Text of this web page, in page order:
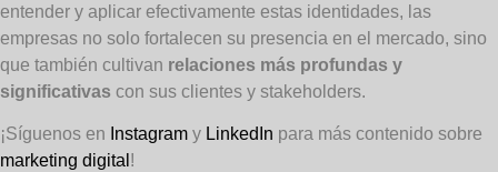
entender y aplicar efectivamente estas identidades, las
empresas no solo fortalecen su presencia en el mercado, sino
que también cultivan relaciones más profundas y
significativas con sus clientes y stakeholders.
¡Síguenos en Instagram y LinkedIn para más contenido sobre
marketing digital !